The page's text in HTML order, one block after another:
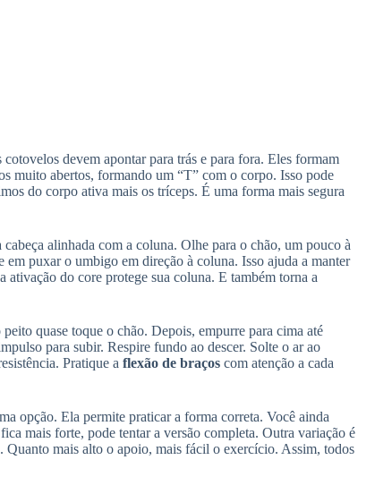
cotovelos devem apontar para trás e para fora. Eles formam
muito abertos, formando um “T” com o corpo. Isso pode
do corpo ativa mais os tríceps. É uma forma mais segura
alinhada com a coluna. Olhe para o chão, um pouco à
puxar o umbigo em direção à coluna. Isso ajuda a manter
do core protege sua coluna. E também torna a
quase toque o chão. Depois, empurre para cima até
para subir. Respire fundo ao descer. Solte o ar ao
Pratique a flexão de braços com atenção a cada
opção. Ela permite praticar a forma correta. Você ainda
mais forte, pode tentar a versão completa. Outra variação é
mais alto o apoio, mais fácil o exercício. Assim, todos